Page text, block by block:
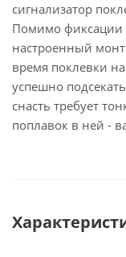
сигнализатор
Помимо фиксации
настроенный
время поклевки
успешно
снасть требует
поплавок в ней -